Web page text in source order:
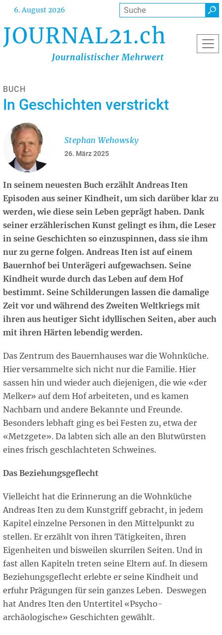
Direkt
Inhalt
6. August 2026 Suche
BUCH
In Geschichten verstrickt
26. März 2025
Stephan Wehowsky
In seinem neuesten Buch erzählt Andreas Iten
Episoden aus seiner Kindheit, um sich darüber klar zu
werden, wie diese sein Leben geprägt haben. Dank
seiner erzählerischen Kunst gelingt es ihm, die Leser
in seine Geschichten so einzuspinnen, dass sie ihm
nur zu gerne folgen. Andreas Iten ist auf einem
Bauernhof bei Unterägeri aufgewachsen. Seine
Kindheit wurde durch das Leben auf dem Hof
bestimmt. Seine Schilderungen lassen die damalige
Zeit vor und während des Zweiten Weltkriegs mit
ihren aus heutiger Sicht idyllischen Seiten, aber auch
mit ihren Härten lebendig werden.
Das Zentrum des Bauernhauses war die Wohnküche.
Hier versammelte sich nicht nur die Familie. Hier
sassen hin und wieder auch diejenigen, die wie «der
Melker» auf dem Hof arbeiteten, und es kamen
Nachbarn und andere Bekannte und Freunde.
Besonders lebhaft ging es bei Festen zu, etwa der
«Metzgete». Da labten sich alle an den Blutwürsten
eines frisch geschlachteten Schweines.
Das Beziehungsgeflecht
Vielleicht hat die Erinnerung an die Wohnküche
Andreas Iten zu dem Kunstgriff gebracht, in jedem
Kapitel einzelne Personen in den Mittelpunkt zu
stellen. Er erzählt von ihren Tätigkeiten, ihren
Eigenheiten und bisweilen skurrilen Seiten. Und in
fast allen Kapiteln treten seine Eltern auf. In diesem
Beziehungsgeflecht erlebte er seine Kindheit und
erfuhr Prägungen für sein ganzes Leben. Deswegen
hat Andres Iten den Untertitel «Psycho-
archäologische» Geschichten gewählt.